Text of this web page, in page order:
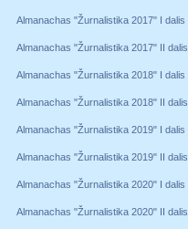
Almanachas "Žurnalistika 2017" I dalis
Almanachas "Žurnalistika 2017" II dalis
Almanachas "Žurnalistika 2018" I dalis
Almanachas "Žurnalistika 2018" II dalis
Almanachas "Žurnalistika 2019" I dalis
Almanachas "Žurnalistika 2019" II dalis
Almanachas "Žurnalistika 2020" I dalis
Almanachas "Žurnalistika 2020" II dalis